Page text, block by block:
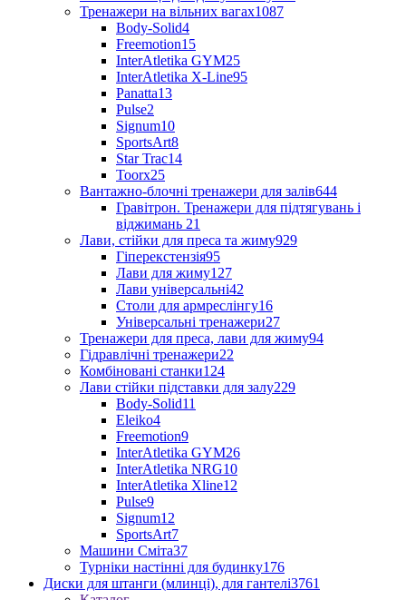
Тренажери на вільних вагах1087
Body-Solid4
Freemotion15
InterAtletika GYM25
InterAtletika X-Line95
Panatta13
Pulse2
Signum10
SportsArt8
Star Trac14
Toorx25
Вантажно-блочні тренажери для залів644
Гравітрон. Тренажери для підтягувань і
віджимань 21
Лави, стійки для преса та жиму929
Гіперекстензія95
Лави для жиму127
Лави універсальні42
Столи для армреслінгу16
Універсальні тренажери27
Тренажери для преса, лави для жиму94
Гідравлічні тренажери22
Комбіновані станки124
Лави стійки підставки для залу229
Body-Solid11
Eleiko4
Freemotion9
InterAtletika GYM26
InterAtletika NRG10
InterAtletika Xline12
Pulse9
Signum12
SportsArt7
Машини Сміта37
Турніки настінні для будинку176
Диски для штанги (млинці), для гантелі3761